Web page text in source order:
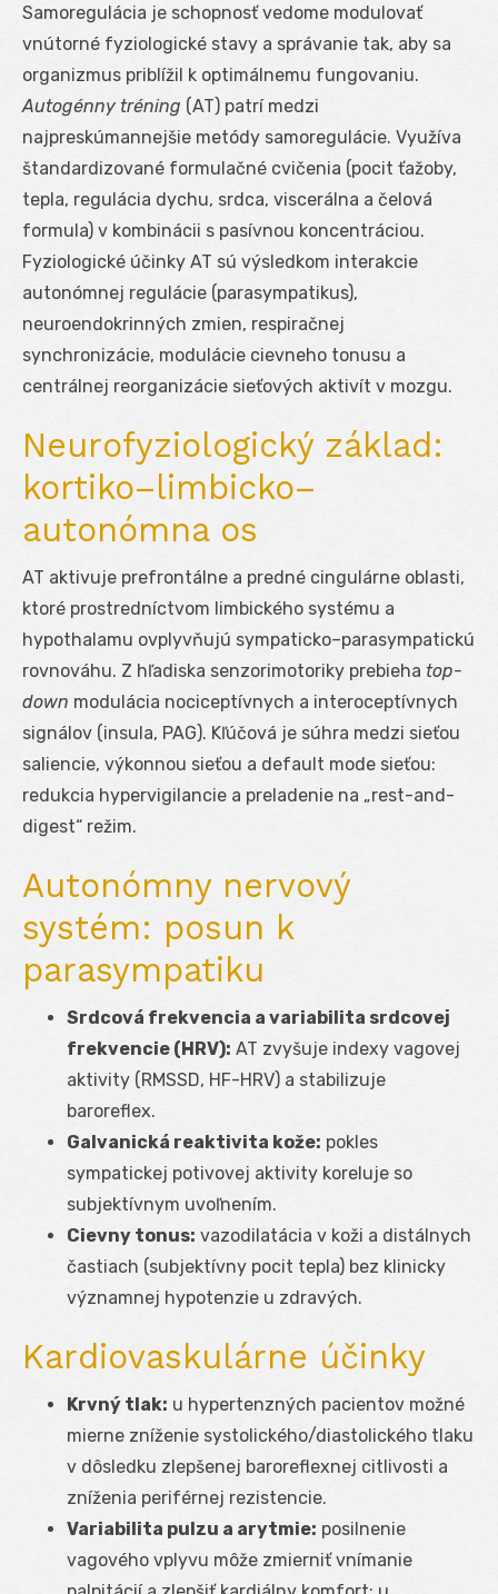
Samoregulácia je schopnosť vedome modulovať
vnútorné fyziologické stavy a správanie tak, aby sa
organizmus priblížil k optimálnemu fungovaniu.
Autogénny tréning (AT) patrí medzi
najpreskúmannejšie metódy samoregulácie. Využíva
štandardizované formulačné cvičenia (pocit ťažoby,
tepla, regulácia dychu, srdca, viscerálna a čelová
formula) v kombinácii s pasívnou koncentráciou.
Fyziologické účinky AT sú výsledkom interakcie
autonómnej regulácie (parasympatikus),
neuroendokrinných zmien, respiračnej
synchronizácie, modulácie cievneho tonusu a
centrálnej reorganizácie sieťových aktivít v mozgu.
Neurofyziologický základ:
kortiko–limbicko–
autonómna os
AT aktivuje prefrontálne a predné cingulárne oblasti,
ktoré prostredníctvom limbického systému a
hypothalamu ovplyvňujú sympaticko–parasympatickú
rovnováhu. Z hľadiska senzorimotoriky prebieha top-
down modulácia nociceptívnych a interoceptívnych
signálov (insula, PAG). Kľúčová je súhra medzi sieťou
saliencie, výkonnou sieťou a default mode sieťou:
redukcia hypervigilancie a preladenie na „rest-and-
digest“ režim.
Autonómny nervový
systém: posun k
parasympatiku
Srdcová frekvencia a variabilita srdcovej
frekvencie (HRV): AT zvyšuje indexy vagovej
aktivity (RMSSD, HF-HRV) a stabilizuje
baroreflex.
Galvanická reaktivita kože: pokles
sympatickej potivovej aktivity koreluje so
subjektívnym uvoľnením.
Cievny tonus: vazodilatácia v koži a distálnych
častiach (subjektívny pocit tepla) bez klinicky
významnej hypotenzie u zdravých.
Kardiovaskulárne účinky
Krvný tlak: u hypertenzných pacientov možné
mierne zníženie systolického/diastolického tlaku
v dôsledku zlepšenej baroreflexnej citlivosti a
zníženia periférnej rezistencie.
Variabilita pulzu a arytmie: posilnenie
vagového vplyvu môže zmierniť vnímanie